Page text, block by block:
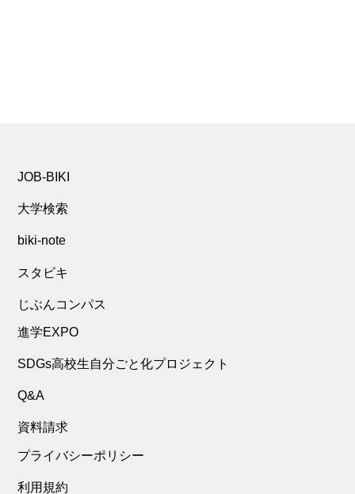
JOB-BIKI
大学検索
biki-note
スタビキ
じぶんコンパス
進学EXPO
SDGs高校生自分ごと化プロジェクト
Q&A
資料請求
プライバシーポリシー
利用規約